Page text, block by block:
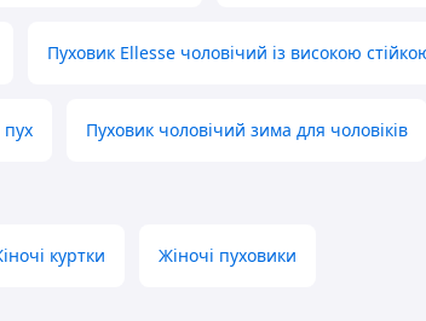
Пуховик Ellesse чоловічий із високою
Пуховик чоловічий зима для чоловіків
куртки Жіночі пуховики